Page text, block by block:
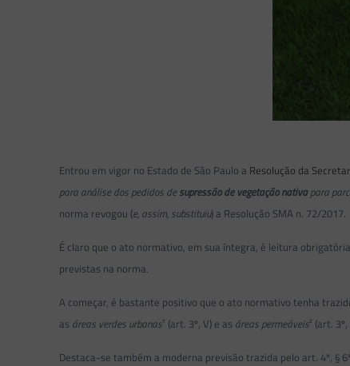
Entrou em vigor no Estado de São Paulo a Resolução da
para análise dos pedidos desupressão de vegetação nativapara
norma revogou (e, assim, substituiu) a Resolução SMA n. 72/2017.
É claro que o ato normativo, em sua íntegra, é leitura
previstas na norma.
A começar, é bastante positivo que o ato normativo tenha
as áreas verdes urbanas¹ (art. 3º, V) e as áreas permeáveis² (art. 3º,
Destaca-se também a moderna previsão trazida pelo art. 4º, §